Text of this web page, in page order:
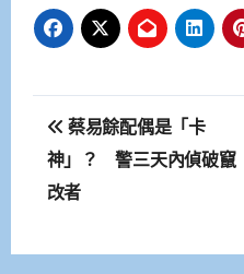
文
章
導
覽
蔡易餘配偶是「卡
神」？ 警三天內偵破竄
改者